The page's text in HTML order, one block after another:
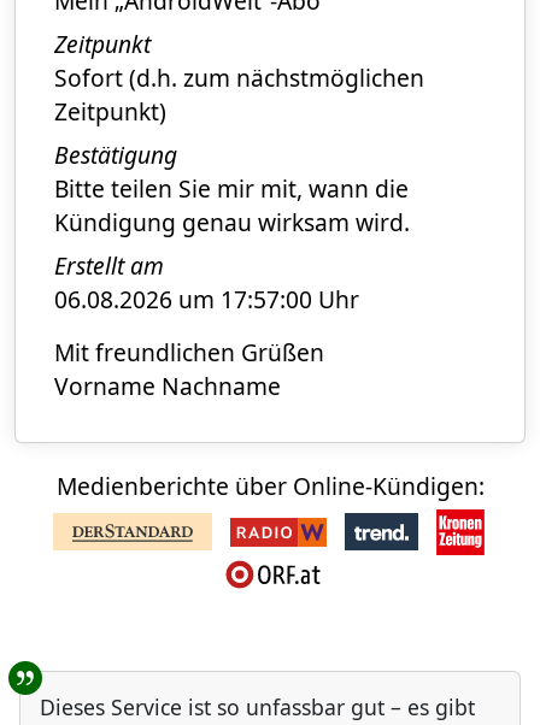
Zeitpunkt
Sofort (d.h. zum nächstmöglichen
Zeitpunkt)
Bestätigung
Bitte teilen Sie mir mit, wann die
Kündigung genau wirksam wird.
Erstellt am
06.08.2026 um 17:57:00 Uhr
Mit freundlichen Grüßen
Vorname Nachname
Medienberichte über Online-Kündigen:
Benutzer-Rückmeldungen
Dieses Service ist so unfassbar gut – es gibt